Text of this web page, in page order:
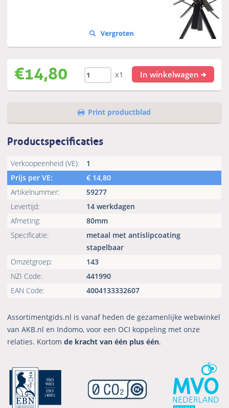
€14,80 x1 In winkelwagen
Print productblad
Productspecificaties
Verkoopeenheid (VE):
1
Prijs per VE:
€ 14,80
Artikelnummer:
59277
Levertijd:
14 werkdagen
Afmeting:
80mm
Specificatie:
metaal met antislipcoating
stapelbaar
Omzetgroep:
143
NZI Code:
441990
EAN Code:
4004133332607
Assortimentgids.nl is vanaf heden de gezamenlijke webwinkel
van AKB.nl en Indomo, voor een OCI koppeling met onze
relaties. Kortomde kracht van één plus één.